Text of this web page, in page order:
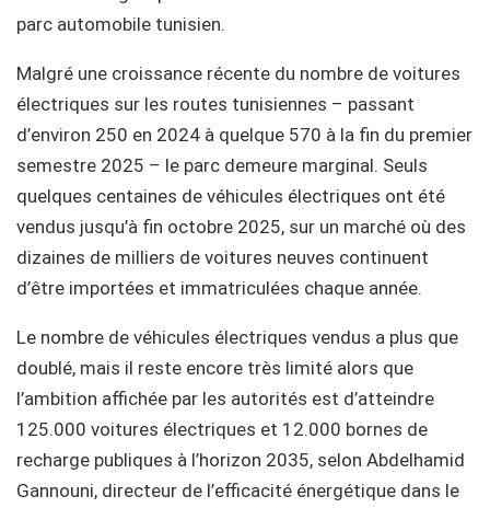
parc automobile tunisien.
Malgré une croissance récente du nombre de voitures
électriques sur les routes tunisiennes – passant
d’environ 250 en 2024 à quelque 570 à la fin du premier
semestre 2025 – le parc demeure marginal. Seuls
quelques centaines de véhicules électriques ont été
vendus jusqu’à fin octobre 2025, sur un marché où des
dizaines de milliers de voitures neuves continuent
d’être importées et immatriculées chaque année.
Le nombre de véhicules électriques vendus a plus que
doublé, mais il reste encore très limité alors que
l’ambition affichée par les autorités est d’atteindre
125.000 voitures électriques et 12.000 bornes de
recharge publiques à l’horizon 2035, selon Abdelhamid
Gannouni, directeur de l’efficacité énergétique dans le